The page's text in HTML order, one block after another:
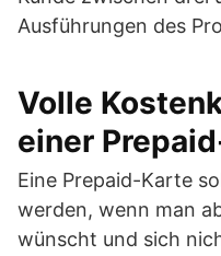
Ausführungen des
Volle
einer
Eine Prepaid-Karte
werden, wenn man
wünscht und sich